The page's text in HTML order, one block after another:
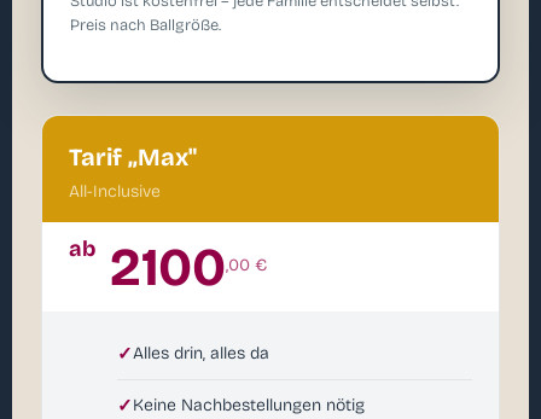
Preis nach Ballgröße.
Tarif „Max"
All-Inclusive
ab 2100,00 €
✓Alles drin, alles da
✓Keine Nachbestellungen nötig